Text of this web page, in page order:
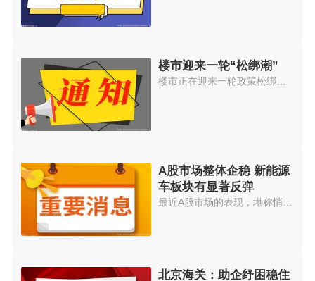
楼市迎来一轮“松绑潮”
楼市正在迎来一轮政策松绑潮。中...
A股市场整体企稳 新能源
车板块有显著反弹
北京海关：助企纾困稳住